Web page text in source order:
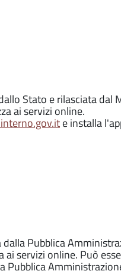
Stato e rilasciata dal
ai servizi online.
e installa
dalla Pubblica
servizi online. Può
Pubblica